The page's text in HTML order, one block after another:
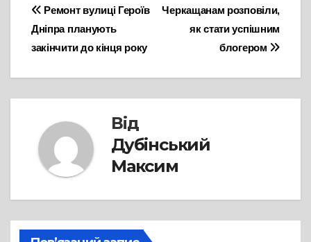
Навігація
записів
Черкащанам розповіли,
як стати успішним
блогером
Ремонт вулиці Героїв
Дніпра планують
закінчити до кінця року
Від
Дубінський
Максим